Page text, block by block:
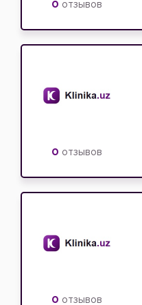
0 отзывов
0 отзывов
0 отзывов